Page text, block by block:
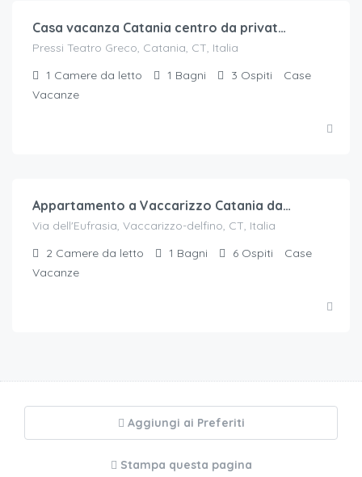
Casa vacanza Catania centro da privato Teatro Greco
Pressi Teatro Greco, Catania, CT, Italia
1 Camere da letto 1 Bagni 3 Ospiti
Case
Vacanze
Appartamento a Vaccarizzo Catania da Mirko
Via dell'Eufrasia, Vaccarizzo-delfino, CT, Italia
2 Camere da letto 1 Bagni 6 Ospiti
Case
Vacanze
Aggiungi ai Preferiti
Stampa questa pagina